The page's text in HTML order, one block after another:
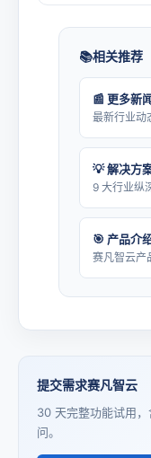
相关推荐
📰 更多新
最新行业动
💡 解决方
9 大行业纵
🎯 产品介
赛凡智云产
提交需求赛凡智云
30 天完整功能试用
问。